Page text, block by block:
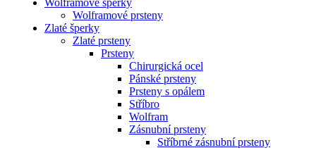
Wolframové šperky
Wolframové prsteny
Zlaté šperky
Zlaté prsteny
Prsteny
Chirurgická ocel
Pánské prsteny
Prsteny s opálem
Stříbro
Wolfram
Zásnubní prsteny
Stříbrné zásnubní prsteny